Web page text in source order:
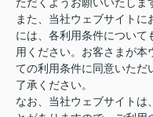
また、当社ウェブサイト
には、各利用条件について
用ください。お客さまが
ての利用条件に同意いただ
了承ください。
なお、当社ウェブサイトは